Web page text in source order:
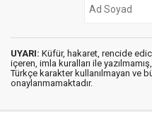
UYARI: Küfür, hakaret, rencide
içeren, imla kuralları ile yazılmamış,
Türkçe karakter kullanılmayan ve
onaylanmamaktadır.